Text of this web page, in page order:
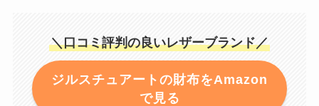
＼口コミ評判の良いレザーブランド／
ジルスチュアートの財布をAmazon
で見る